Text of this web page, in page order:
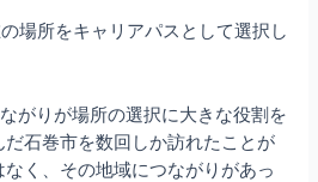
場所をキャリアパスとして選択し
がりが場所の選択に大きな役割を
石巻市を数回しか訪れたことが
く、その地域につながりがあっ